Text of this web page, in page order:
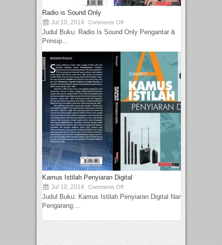
Radio is Sound Only
Jul 10, 2014 Comments Off
Judul Buku: Radio Is Sound Only Pengantar &
Prinsip...
Kamus Istilah Penyiaran Digital
Jul 10, 2014 Comments Off
Judul Buku: Kamus Istilah Penyiaran Digital Nama
Pengarang:...